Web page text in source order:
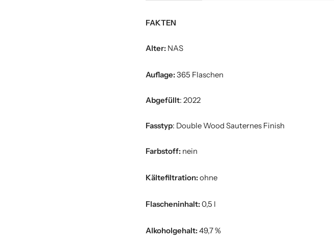
FAKTEN
Alter: NAS
Auflage:365 Flaschen
Abgefüllt: 2022
Fasstyp: Double Wood Sauternes Finish
Farbstoff: nein
Kältefiltration:ohne
Flascheninhalt:0,5 l
Alkoholgehalt:49,7 %